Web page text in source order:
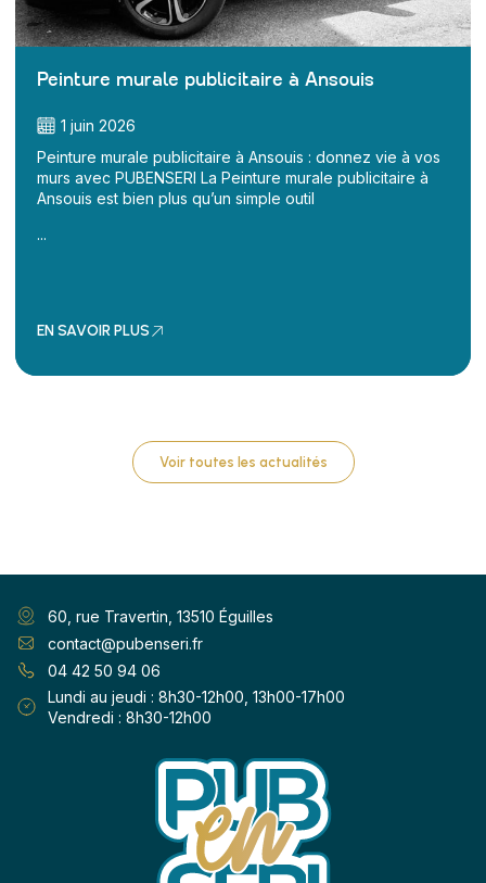
Peinture murale publicitaire à Ansouis
1 juin 2026
Peinture murale publicitaire à Ansouis : donnez vie à vos
murs avec PUBENSERI La Peinture murale publicitaire à
Ansouis est bien plus qu’un simple outil
...
EN SAVOIR PLUS
Voir toutes les actualités
60, rue Travertin, 13510 Éguilles
contact@pubenseri.fr
04 42 50 94 06
Lundi au jeudi : 8h30-12h00, 13h00-17h00
Vendredi : 8h30-12h00